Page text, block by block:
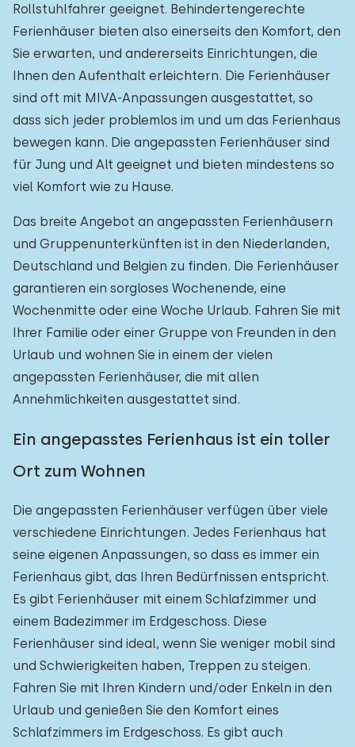
Rollstuhlfahrer geeignet. Behindertengerechte
Ferienhäuser bieten also einerseits den Komfort, den
Sie erwarten, und andererseits Einrichtungen, die
Ihnen den Aufenthalt erleichtern. Die Ferienhäuser
sind oft mit MIVA-Anpassungen ausgestattet, so
dass sich jeder problemlos im und um das Ferienhaus
bewegen kann. Die angepassten Ferienhäuser sind
für Jung und Alt geeignet und bieten mindestens so
viel Komfort wie zu Hause.
Das breite Angebot an angepassten Ferienhäusern
und Gruppenunterkünften ist in den Niederlanden,
Deutschland und Belgien zu finden. Die Ferienhäuser
garantieren ein sorgloses Wochenende, eine
Wochenmitte oder eine Woche Urlaub. Fahren Sie mit
Ihrer Familie oder einer Gruppe von Freunden in den
Urlaub und wohnen Sie in einem der vielen
angepassten Ferienhäuser, die mit allen
Annehmlichkeiten ausgestattet sind.
Ein angepasstes Ferienhaus ist ein toller
Ort zum Wohnen
Die angepassten Ferienhäuser verfügen über viele
verschiedene Einrichtungen. Jedes Ferienhaus hat
seine eigenen Anpassungen, so dass es immer ein
Ferienhaus gibt, das Ihren Bedürfnissen entspricht.
Es gibt Ferienhäuser mit einem Schlafzimmer und
einem Badezimmer im Erdgeschoss. Diese
Ferienhäuser sind ideal, wenn Sie weniger mobil sind
und Schwierigkeiten haben, Treppen zu steigen.
Fahren Sie mit Ihren Kindern und/oder Enkeln in den
Urlaub und genießen Sie den Komfort eines
Schlafzimmers im Erdgeschoss. Es gibt auch